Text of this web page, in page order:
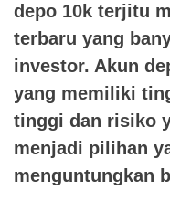
depo 10k terjitu
terbaru yang
investor. Akun
yang memiliki
tinggi dan risiko
menjadi pilihan
menguntungkan